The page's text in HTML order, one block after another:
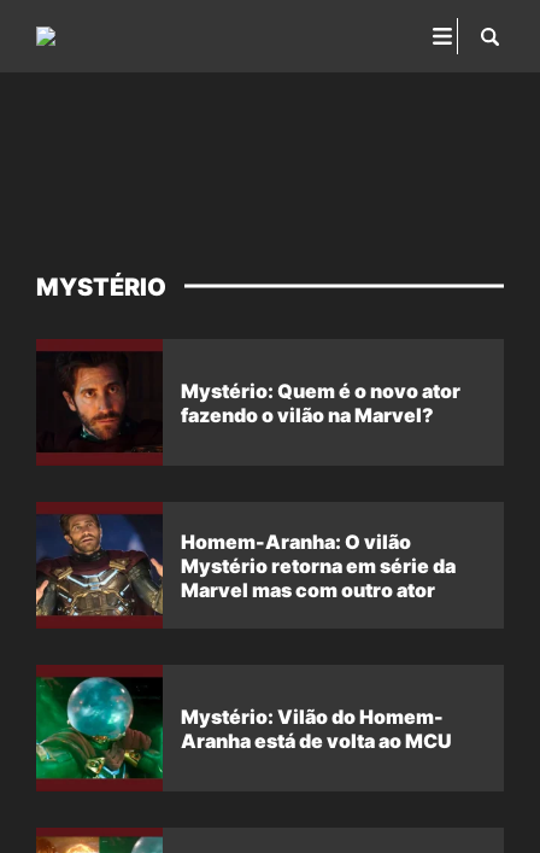
MYSTÉRIO
Mystério: Quem é o novo ator
fazendo o vilão na Marvel?
Homem-Aranha: O vilão
Mystério retorna em série da
Marvel mas com outro ator
Mystério: Vilão do Homem-
Aranha está de volta ao MCU